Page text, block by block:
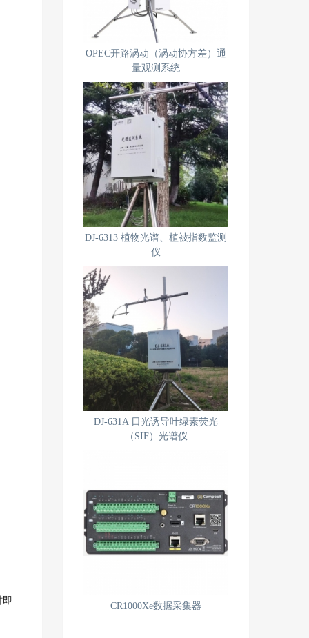
即
OPEC开路涡动（涡动协方差）通
量观测系统
DJ-6313 植物光谱、植被指数监测
仪
DJ-631A 日光诱导叶绿素荧光
（SIF）光谱仪
CR1000Xe数据采集器